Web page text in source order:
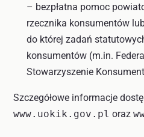
– bezpłatna pomoc
rzecznika konsumentów
do której zadań
konsumentów (m.in.
Stowarzyszenie
Szczegółowe informacje
www.uokik.gov.pl oraz